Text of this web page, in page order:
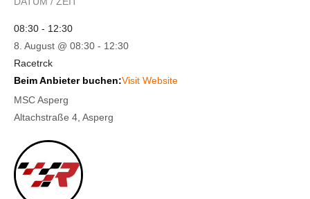
08:30 - 12:30
8. August @ 08:30 - 12:30
Racetrck
Beim Anbieter buchen:Visit Website
MSC Asperg
Altachstraße 4, Asperg